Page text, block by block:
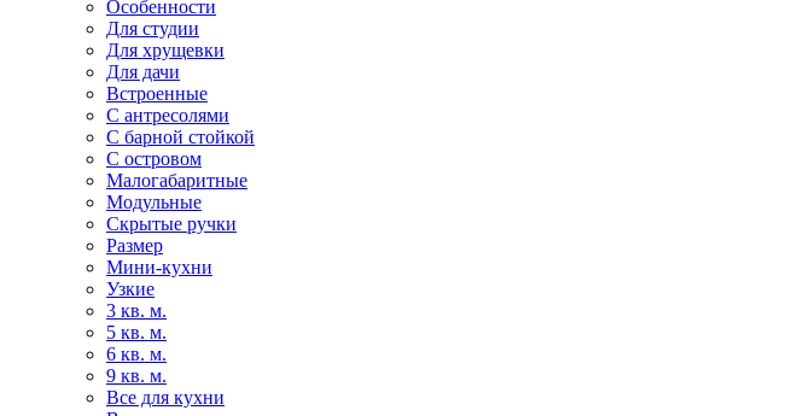
Особенности
Для студии
Для хрущевки
Для дачи
Встроенные
С антресолями
С барной стойкой
С островом
Малогабаритные
Модульные
Скрытые ручки
Размер
Мини-кухни
Узкие
3 кв. м.
5 кв. м.
6 кв. м.
9 кв. м.
Все для кухни